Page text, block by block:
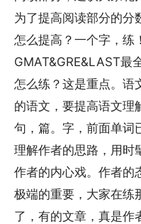
为了提高阅读部分的分
怎么提高？一个字，练
GMAT&GRE&LAST最
怎么练？这是重点。语
的语文，要提高语文理
句，篇。字，前面单词
理解作者的思路，用时
作者的内心戏。作者的
极端的重要，大家在练
了，有的文章，真是作